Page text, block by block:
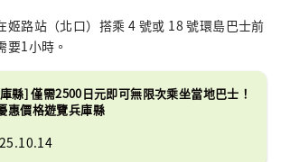
姬路站（北口）搭乘 4 號或 18 號環島巴士前
要1小時。
縣] 僅需2500日元即可無限次乘坐當地巴士！
惠價格遊覽兵庫縣